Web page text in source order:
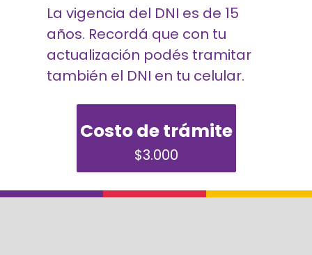
La vigencia del DNI es de 15
años. Recordá que con tu
actualización podés tramitar
también el DNI en tu celular.
Costo de trámite
$3.000